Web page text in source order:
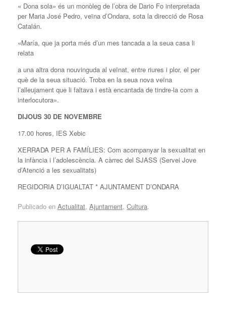
« Dona sola» és un monòleg de l’obra de Dario Fo interpretada
per Maria José Pedro, veïna d’Ondara, sota la direcció de Rosa
Catalán.
«María, que ja porta més d’un mes tancada a la seua casa li
relata
a una altra dona nouvinguda al veïnat, entre riures i plor, el per
què de la seua situació. Troba en la seua nova veïna
l’alleujament que li faltava i està encantada de tindre-la com a
interlocutora».
DIJOUS 30 DE NOVEMBRE
17.00 hores, IES Xebic
XERRADA PER A FAMÍLIES: Com acompanyar la sexualitat en
la infància i l’adolescència. A càrrec del SJASS (Servei Jove
d’Atenció a les sexualitats)
REGIDORIA D’IGUALTAT * AJUNTAMENT D’ONDARA
Publicado en Actualitat, Ajuntament, Cultura.